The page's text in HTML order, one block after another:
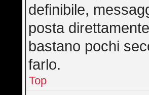
definibile,
posta
bastano pochi
farlo.
Top